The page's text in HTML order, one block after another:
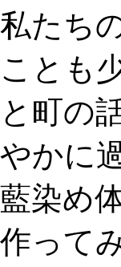
私たち
ことも
と町の
やかに
藍染め
作って